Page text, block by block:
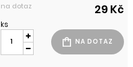
na dotaz 29 Kč
ks